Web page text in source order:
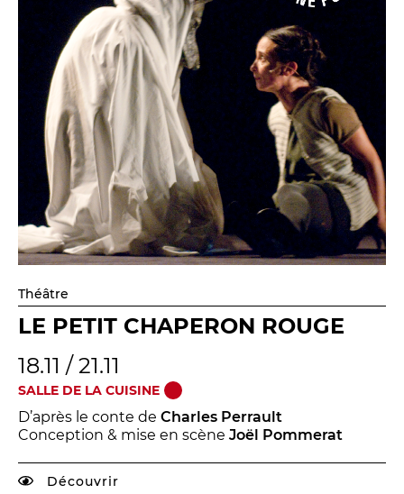
Théâtre
LE PETIT CHAPERON ROUGE
18.11 / 21.11
SALLE DE LA CUISINE
D’après le conte de Charles Perrault
Conception & mise en scène Joël Pommerat
Découvrir